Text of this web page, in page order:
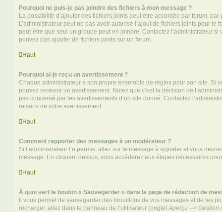
Pourquoi ne puis-je pas joindre des fichiers à mon message ?
La possibilité d’ajouter des fichiers joints peut être accordée par forum,
L’administrateur peut ne pas avoir autorisé l’ajout de fichiers joints pour le
peut-être que seul un groupe peut en joindre. Contactez l’administrateur
pouvez pas ajouter de fichiers joints sur un forum.
Haut
Pourquoi ai-je reçu un avertissement ?
Chaque administrateur a son propre ensemble de règles pour son site. Si
pouvez recevoir un avertissement. Notez que c’est la décision de
pas concerné par les avertissements d’un site donné. Contactez
raisons de votre avertissement.
Haut
Comment rapporter des messages à un modérateur ?
Si l’administrateur l’a permis, allez sur le message à signaler et vous
message. En cliquant dessus, vous accéderez aux étapes nécessaires
Haut
À quoi sert le bouton « Sauvegarder » dans la page de rédaction de
Il vous permet de sauvegarder des brouillons de vos messages et de les
recharger, allez dans le panneau de l’utilisateur (ongletAperçu --> Gestion